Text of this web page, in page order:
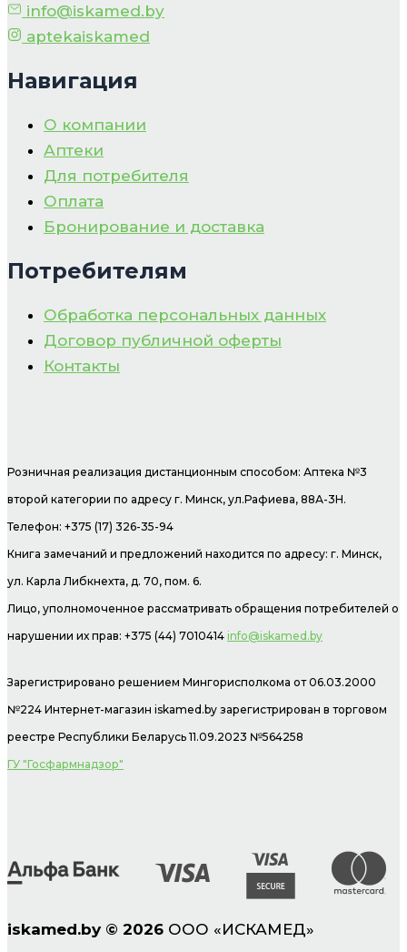
info@iskamed.by
aptekaiskamed
Навигация
О компании
Аптеки
Для потребителя
Оплата
Бронирование и доставка
Потребителям
Обработка персональных данных
Договор публичной оферты
Контакты
Розничная реализация дистанционным способом: Аптека №3
второй категории по адресу г. Минск, ул.Рафиева, 88А-3Н.
Телефон: +375 (17) 326-35-94
Книга замечаний и предложений находится по адресу: г. Минск,
ул. Карла Либкнехта, д. 70, пом. 6.
Лицо, уполномоченное рассматривать обращения потребителей о
нарушении их прав: +375 (44) 7010414 info@iskamed.by
Зарегистрировано решением Мингорисполкома от 06.03.2000
№224 Интернет-магазин iskamed.by зарегистрирован в торговом
реестре Республики Беларусь 11.09.2023 №564258
ГУ "Госфармнадзор"
iskamed.by © 2026 ООО «ИСКАМЕД»